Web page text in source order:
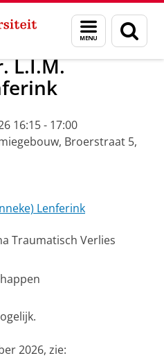
Menu
en
zoeken
Oraties
L.I.M.
16:15 - 17:00
Broerstraat 5,
Lenferink
Traumatisch Verlies
2026, zie: